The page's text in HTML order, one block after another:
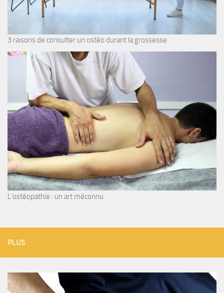
3 raisons de consulter un ostéo durant la grossesse
L’ostéopathie : un art méconnu
PLUS